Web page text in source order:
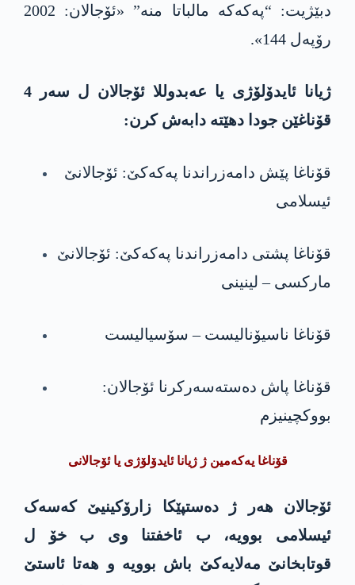
دبێژیت: “پەکەکە مالباتا منە” «ئۆجالان: 2002
رۆپەل 144».
ژیانا ئایدۆلۆژی یا عه‌بدوللا ئۆجالان ل سەر 4
قۆناغێن جودا دهێته‌ دابه‌ش كرن:
قۆناغا پێش دامەزراندنا پەکەکێ: ئۆجالانێ
ئیسلامی
قۆناغا پشتی دامەزراندنا پەکەکێ: ئۆجالانێ
مارکسی – لینینی
قۆناغا ناسیۆنالیست – سۆسیالیست
قۆناغا پاش دەستەسەرکرنا ئۆجالان:
بووکچینیزم
قۆناغا یەکەمین ژ ژیانائایدۆلۆژی یائۆجالانی
ئۆجالان هەر ژ دەستپێکا زارۆکینیێ کەسەک
ئیسلامی بوویە، ب ئاخفتنا وی ب خۆ ل
قوتابخانێ مەلایەکێ باش بوویە و هەتا ئاستێ